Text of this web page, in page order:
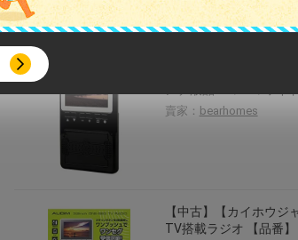
活動期間：
2026年8月1日上午00:00開始至2026年8月31日晚
【中古】 Kenko 携帯
賣家： bearhomes
【中古】【カイホウジ
TV搭載ラジオ 【品番